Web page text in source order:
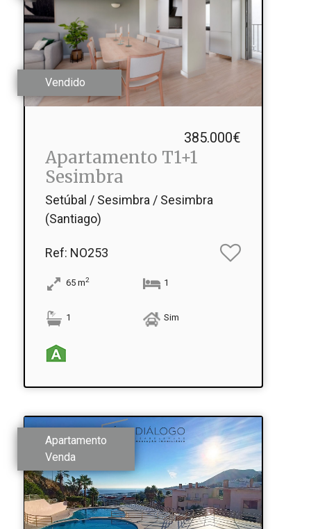
Vendido
385.000€
Apartamento T1+1
Sesimbra
Setúbal / Sesimbra / Sesimbra
(Santiago)
Ref: NO253
65m2 1
1 Sim
Apartamento
Venda